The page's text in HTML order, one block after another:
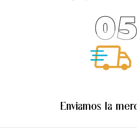
Enviamos la
05